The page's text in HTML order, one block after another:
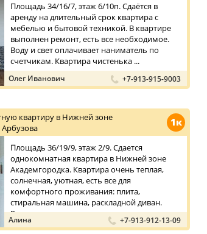
Площадь 34/16/7, этаж 6/10п. Сдаётся в
аренду на длительный срок квартира с
мебелью и бытовой техникой. В квартире
выполнен ремонт, есть все необходимое.
Воду и свет оплачивает наниматель по
счетчикам. Квартира чистенька ...
Олег Иванович +7-913-915-9003
1к
квартиру в Нижней зоне
Площадь 36/19/9, этаж 2/9. Сдается
однокомнатная квартира в Нижней зоне
Академгородка. Квартира очень теплая,
солнечная, уютная, есть все для
комфортного проживания: плита,
стиральная машина, раскладной диван.
Рядом с до ...
Алина +7-913-912-13-09